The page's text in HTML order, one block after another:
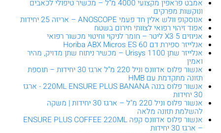
אמבט פראפין מקצועי 4000 מ"ל – מכשיר טיפולי לכאבים
ונוקשות מפרקים
אנוסקופ וולש אלין חד פעמי ANOSCOPE – אריזה 25 יחידות
אפוד זיהוי רפואי לצוותי חירום בשטח
אניוזים X3 5 ליטר – חומר לניקוי וחיטוי מכשור רפואי
אנלייזר ספירת דם Horiba ABX Micros ES 60
אנלייזר שתן Urisys 1100 – מכשיר ניתוח שתן מדויק, מהיר
ואמין
אנשור פלוס אדוונס וניל 220 מ"ל ארגז 30 יחידות – תוספת
תזונה מתקדמת עם HMB
אנשור פלוס בננה 220ML ENSURE PLUS BANANA - ארגז
30 יחידות
אנשור פלוס וניל 220 מ"ל – ארגז 30 יחידות | משקה
להשלמת תזונה מלאה
אנשור פלוס אדוונס קפה ENSURE PLUS COFFEE 220ML
– ארגז 30 יחידות